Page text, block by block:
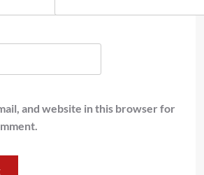
and website in this browser for